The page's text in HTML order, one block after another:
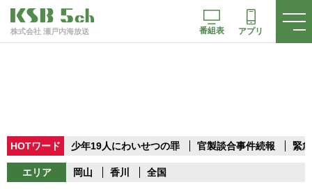
株式会社 瀬戸内海放送 番組表 アプリ
HOTワード 少年19人にわいせつの罪 官製談合事件続報 緊
エリア 岡山 香川 全国